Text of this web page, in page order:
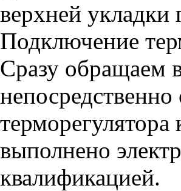
верхней укладки
Подключение
Сразу обращаем
выполнено
квалификацией.